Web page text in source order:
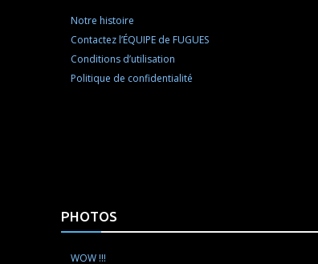
Notre histoire
Contactez l’ÉQUIPE de FUGUES
Conditions d’utilisation
Politique de confidentialité
PHOTOS
WOW !!!